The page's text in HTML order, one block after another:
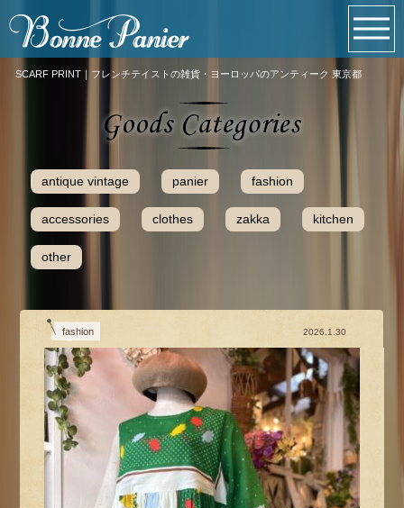
SCARF PRINT｜フレンチテイストの雑貨・ヨーロッパのアンティーク 東京都
antique vintage panier fashion
accessories clothes zakka kitchen
other
fashion 2026.1.30